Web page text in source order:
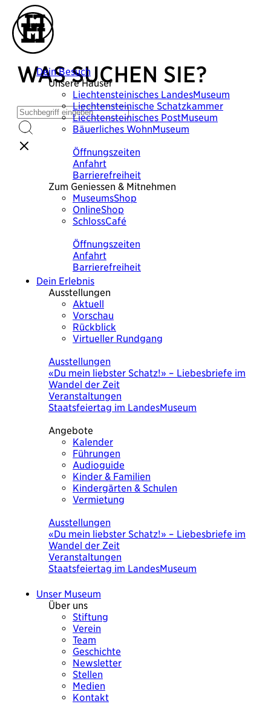
Dein Besuch
Unsere Häuser
Liechtensteinisches LandesMuseum
Liechtensteinische Schatzkammer
Liechtensteinisches PostMuseum
Bäuerliches WohnMuseum
Öffnungszeiten
Anfahrt
Barrierefreiheit
Zum Geniessen & Mitnehmen
MuseumsShop
OnlineShop
SchlossCafé
Öffnungszeiten
Anfahrt
Barrierefreiheit
Dein Erlebnis
Ausstellungen
Aktuell
Vorschau
Rückblick
Virtueller Rundgang
Ausstellungen
«Du mein liebster Schatz!» – Liebesbriefe im
Wandel der Zeit
Veranstaltungen
Staatsfeiertag im LandesMuseum
Angebote
Kalender
Führungen
Audioguide
Kinder & Familien
Kindergärten & Schulen
Vermietung
Ausstellungen
«Du mein liebster Schatz!» – Liebesbriefe im
Wandel der Zeit
Veranstaltungen
Staatsfeiertag im LandesMuseum
Unser Museum
Über uns
Stiftung
Verein
Team
Geschichte
Newsletter
Stellen
Medien
Kontakt
WAS SUCHEN SIE?